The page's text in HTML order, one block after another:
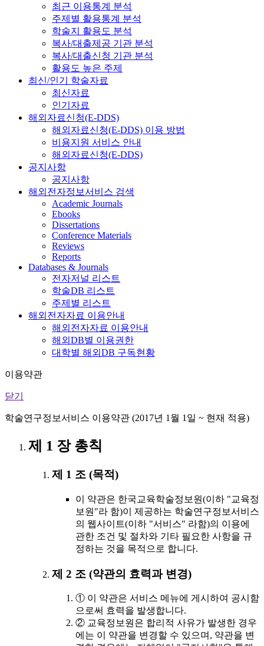
최근 이용통계 분석
주제별 활용통계 분석
학술지 활용도 분석
복사/대출제공 기관 분석
복사/대출신청 기관 분석
활용도 높은 주제
최신/인기 학술자료
최신자료
인기자료
해외자료신청(E-DDS)
해외자료신청(E-DDS) 이용 방법
비용지원 서비스 안내
해외자료신청(E-DDS)
공지사항
공지사항
해외전자정보서비스 검색
Academic Journals
Ebooks
Dissertations
Conference Materials
Reviews
Reports
Databases & Journals
전자저널 리스트
학술DB 리스트
주제별 리스트
해외전자자료 이용안내
해외전자자료 이용안내
해외DB별 이용권한
대학별 해외DB 구독현황
이용약관
닫기
학술연구정보서비스 이용약관 (2017년 1월 1일 ~ 현재 적용)
제 1 장 총칙
제 1 조 (목적)
이 약관은 한국교육학술정보원(이하 "교육정
보원"라 함)이 제공하는 학술연구정보서비스
의 웹사이트(이하 "서비스" 라함)의 이용에
관한 조건 및 절차와 기타 필요한 사항을 규
정하는 것을 목적으로 합니다.
제 2 조 (약관의 효력과 변경)
① 이 약관은 서비스 메뉴에 게시하여 공시함
으로써 효력을 발생합니다.
② 교육정보원은 합리적 사유가 발생한 경우
에는 이 약관을 변경할 수 있으며, 약관을 변